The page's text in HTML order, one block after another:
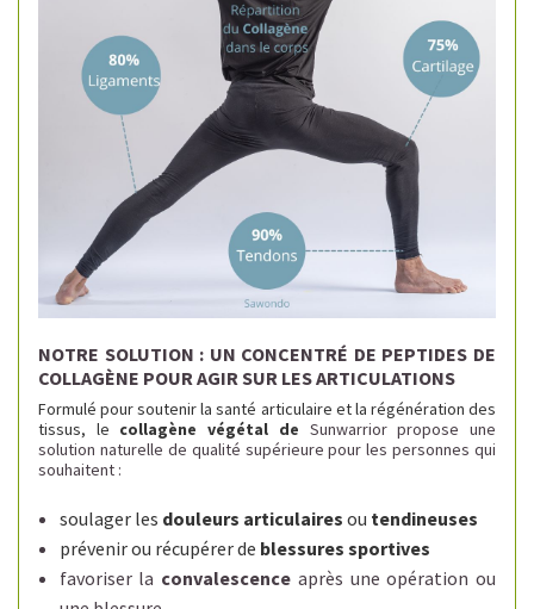
NOTRE SOLUTION : UN CONCENTRÉ DE PEPTIDES DE
COLLAGÈNE POUR AGIR SUR LES ARTICULATIONS
Formulé pour soutenir la santé articulaire et la régénération des
tissus, le collagène végétal de Sunwarrior propose une
solution naturelle de qualité supérieure pour les personnes qui
souhaitent :
soulager les douleurs articulaires ou tendineuses
prévenir ou récupérer de blessures sportives
favoriser la convalescence après une opération ou